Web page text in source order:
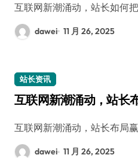
互联网新潮涌动，站长如何
dawei 11 月 26, 2025
站长资讯
互联网新潮涌动，站长
互联网新潮涌动，站长布局
dawei 11 月 26, 2025